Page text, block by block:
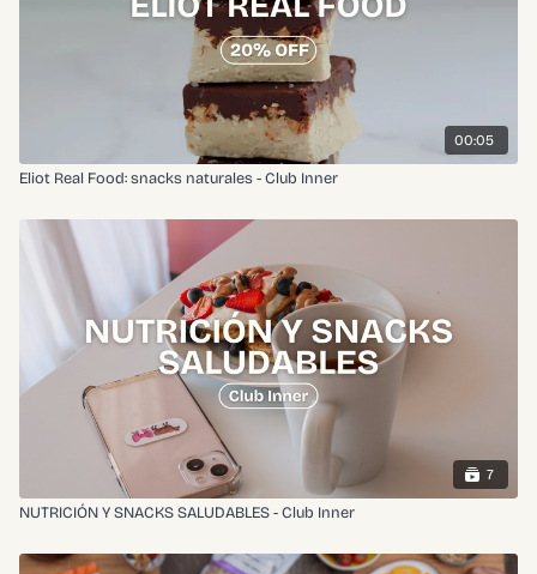
00:05
Eliot Real Food: snacks naturales - Club Inner
7
NUTRICIÓN Y SNACKS SALUDABLES - Club Inner